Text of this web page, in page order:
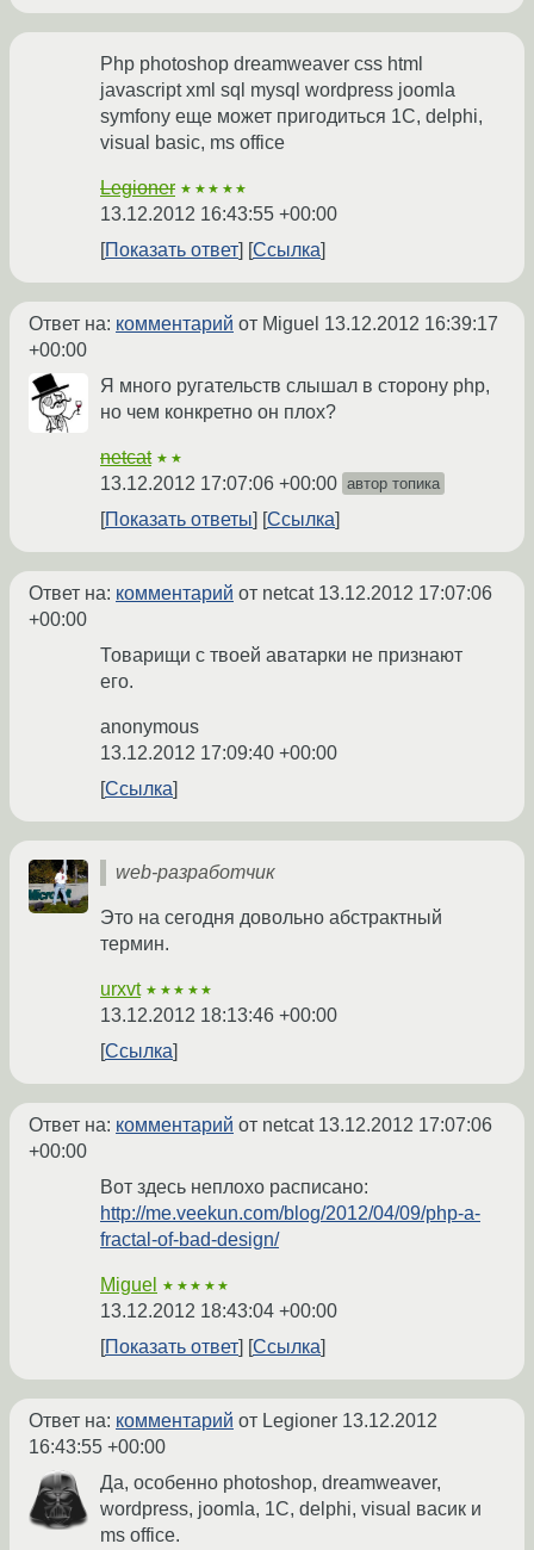
Php photoshop dreamweaver css html
javascript xml sql mysql wordpress joomla
symfony еще может пригодиться 1С, delphi,
visual basic, ms office
Legioner ★★★★★
13.12.2012 16:43:55 +00:00
Показать ответ
Ссылка
Ответ на: комментарий от Miguel 13.12.2012 16:39:17
+00:00
Я много ругательств слышал в сторону php,
но чем конкретно он плох?
netcat ★★
13.12.2012 17:07:06 +00:00 автор топика
Показать ответы Ссылка
Ответ на: комментарий от netcat 13.12.2012 17:07:06
+00:00
Товарищи с твоей аватарки не признают
его.
anonymous
13.12.2012 17:09:40 +00:00
Ссылка
web-разработчик
Это на сегодня довольно абстрактный
термин.
urxvt ★★★★★
13.12.2012 18:13:46 +00:00
Ссылка
Ответ на: комментарий от netcat 13.12.2012 17:07:06
+00:00
Вот здесь неплохо расписано:
http://me.veekun.com/blog/2012/04/09/php-a-
fractal-of-bad-design/
Miguel ★★★★★
13.12.2012 18:43:04 +00:00
Показать ответ
Ссылка
Ответ на: комментарий от Legioner 13.12.2012
16:43:55 +00:00
Да, особенно photoshop, dreamweaver,
wordpress, joomla, 1С, delphi, visual васик и
ms office.